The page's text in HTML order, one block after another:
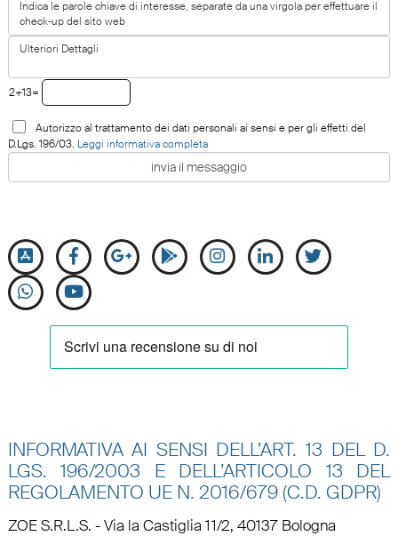
2+13=
Autorizzo al trattamento dei dati personali ai sensi e per gli effetti del
D.Lgs. 196/03. Leggi informativa completa
INFORMATIVA AI SENSI DELL’ART. 13 DEL D.
LGS. 196/2003 E DELL’ARTICOLO 13 DEL
REGOLAMENTO UE N. 2016/679 (C.D. GDPR)
ZOE S.R.L.S. - Via la Castiglia 11/2, 40137 Bologna